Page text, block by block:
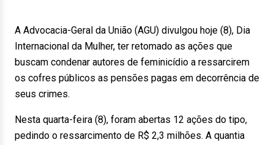
A Advocacia-Geral da União (AGU) divulgou hoje (8), Dia
Internacional da Mulher, ter retomado as ações que
buscam condenar autores de feminicídio a ressarcirem
os cofres públicos as pensões pagas em decorrência de
seus crimes.
Nesta quarta-feira (8), foram abertas 12 ações do tipo,
pedindo o ressarcimento de R$ 2,3 milhões. A quantia